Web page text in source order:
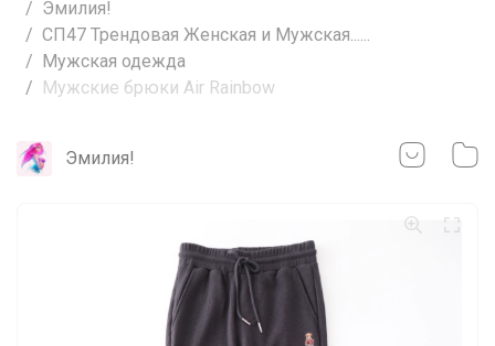
Эмилия!
СП47 Трендовая Женская и Мужская......
Мужская одежда
Мужские брюки Air Rainbow
Эмилия!